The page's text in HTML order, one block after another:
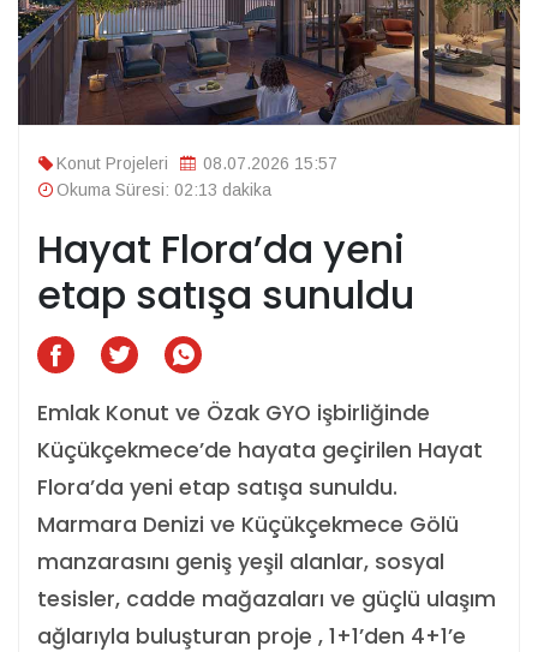
Konut Projeleri
08.07.2026 15:57
Okuma Süresi: 02:13 dakika
Hayat Flora’da yeni
etap satışa sunuldu
Emlak Konut ve Özak GYO işbirliğinde
Küçükçekmece’de hayata geçirilen Hayat
Flora’da yeni etap satışa sunuldu.
Marmara Denizi ve Küçükçekmece Gölü
manzarasını geniş yeşil alanlar, sosyal
tesisler, cadde mağazaları ve güçlü ulaşım
ağlarıyla buluşturan proje , 1+1’den 4+1’e